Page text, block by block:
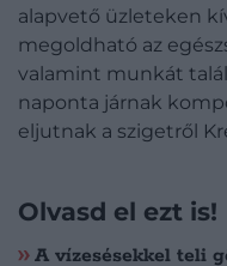
alapvető üzleteken
megoldható az
valamint munkát
naponta járnak
eljutnak a szigetről
Olvasd el ezt is!
A vízesésekkel teli